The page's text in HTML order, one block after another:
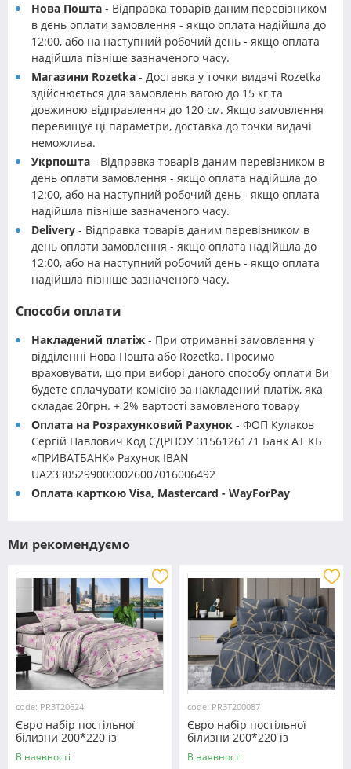
Нова Пошта - Відправка товарів даним перевізником
в день оплати замовлення - якщо оплата надійшла до
12:00, або на наступний робочий день - якщо оплата
надійшла пізніше зазначеного часу.
Магазини Rozetka - Доставка у точки видачі Rozetka
здійснюється для замовлень вагою до 15 кг та
довжиною відправлення до 120 см. Якщо замовлення
перевищує ці параметри, доставка до точки видачі
неможлива.
Укрпошта - Відправка товарів даним перевізником в
день оплати замовлення - якщо оплата надійшла до
12:00, або на наступний робочий день - якщо оплата
надійшла пізніше зазначеного часу.
Delivery - Відправка товарів даним перевізником в
день оплати замовлення - якщо оплата надійшла до
12:00, або на наступний робочий день - якщо оплата
надійшла пізніше зазначеного часу.
Способи оплати
Накладений платіж - При отриманні замовлення у
відділенні Нова Пошта або Rozetka. Просимо
враховувати, що при виборі даного способу оплати Ви
будете сплачувати комісію за накладений платіж, яка
складає 20грн. + 2% вартості замовленого товару
Оплата на Розрахунковий Рахунок - ФОП Кулаков
Сергій Павлович Код ЄДРПОУ 3156126171 Банк АТ КБ
«ПРИВАТБАНК» Рахунок IBAN
UA233052990000026007016006492
Оплата карткою Visa, Mastercard - WayForPay
Ми рекомендуємо
code: PR3T20624
Євро набір постільної
білизни 200*220 із
полікотону №20624
Черешенка™
В наявності
code: PR3T200087
Євро набір постільної
білизни 200*220 із
полікотону №200087
Черешенька™
В наявності